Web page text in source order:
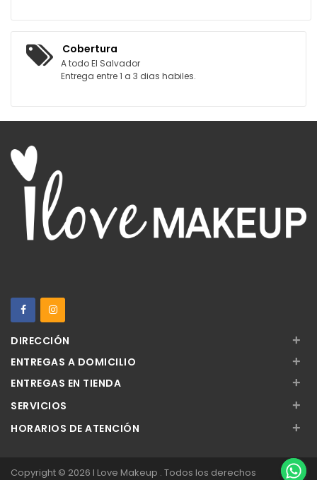
Cobertura
A todo El Salvador
Entrega entre 1 a 3 dias habiles.
DIRECCIÓN +
ENTREGAS A DOMICILIO +
ENTREGAS EN TIENDA +
SERVICIOS +
HORARIOS DE ATENCIÓN +
Copyright © 2026 I Love Makeup . Todos los derechos